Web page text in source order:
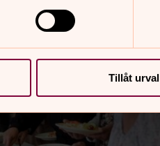
Tillåt urval